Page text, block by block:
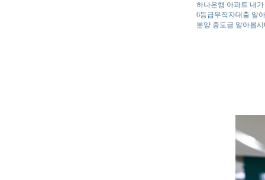
하나은행 아파트 내
6등급무직자대출 알
분양 중도금 알아봅